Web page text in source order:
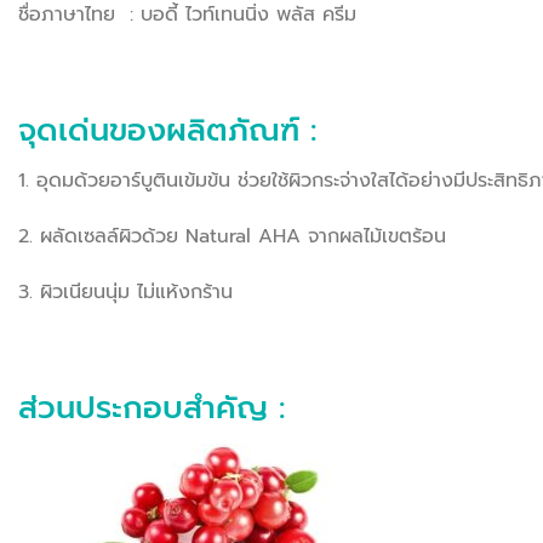
ชื่อภาษาไทย : บอดี้ ไวท์เทนนิ่ง พลัส ครีม
จุดเด่นของผลิตภัณฑ์ :
1. อุดมด้วยอาร์บูตินเข้มข้น ช่วยใช้ผิวกระจ่างใสได้อย่างมีประสิทธิ
2. ผลัดเซลล์ผิวด้วย Natural AHA จากผลไม้เขตร้อน
3. ผิวเนียนนุ่ม ไม่แห้งกร้าน
ส่วนประกอบสำคัญ :